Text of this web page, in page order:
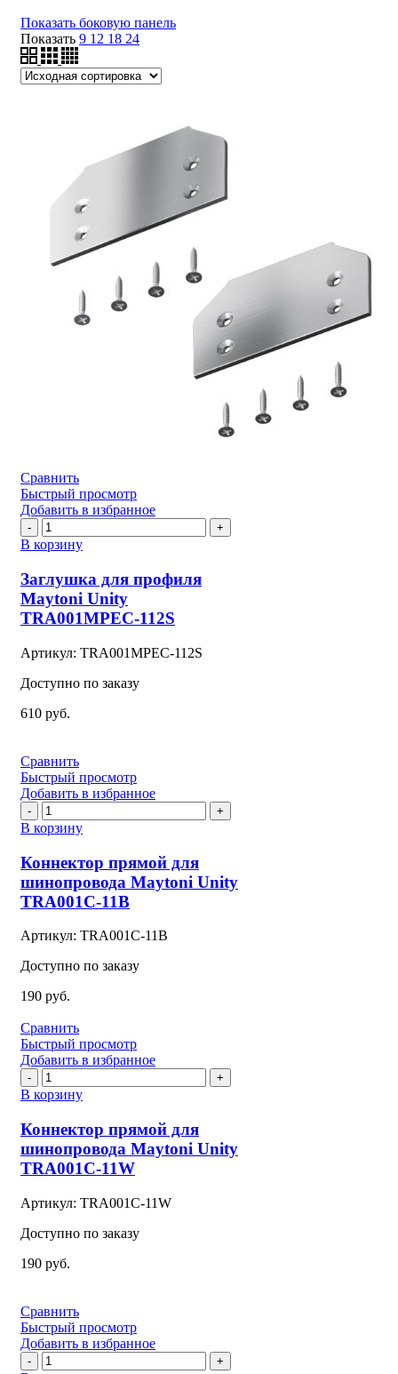
Показать боковую панель
Показать 9 12 18 24
Сравнить
Быстрый просмотр
Добавить в избранное
Количество
товара
Заглушка
для
профиля
Maytoni
Unity
112S
В корзину
Заглушка для профиля
Maytoni Unity
TRA001MPEC-112S
Артикул: TRA001MPEC-112S
Доступно по заказу
610 руб.
Сравнить
Быстрый просмотр
Добавить в избранное
Количество
товара
Коннектор
для
шинопровода
Maytoni
TRA001C-
В корзину
Коннектор прямой для
шинопровода Maytoni Unity
TRA001C-11B
Артикул: TRA001C-11B
Доступно по заказу
190 руб.
Сравнить
Быстрый просмотр
Добавить в избранное
Количество
товара
Коннектор
для
шинопровода
Maytoni
TRA001C-
В корзину
Коннектор прямой для
шинопровода Maytoni Unity
TRA001C-11W
Артикул: TRA001C-11W
Доступно по заказу
190 руб.
Сравнить
Быстрый просмотр
Добавить в избранное
Количество